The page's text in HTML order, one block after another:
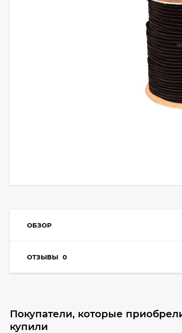
ОБЗОР
ОТЗЫВЫ 0
Покупатели, которые
купили